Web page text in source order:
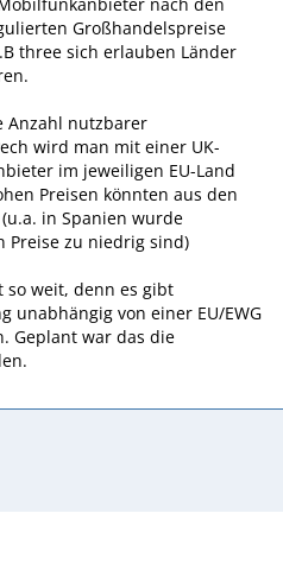
Großhandelspreise
three sich erlauben Länder
Anzahl nutzbarer
wird man mit einer UK-
im jeweiligen EU-Land
Preisen könnten aus den
in Spanien wurde
Preise zu niedrig sind)
so weit, denn es gibt
unabhängig von einer EU/EWG
Geplant war das die